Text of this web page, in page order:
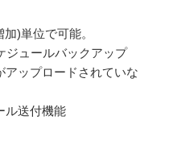
)単位で可能。
ジュールバックアップ
アップロードされていな
ル送付機能